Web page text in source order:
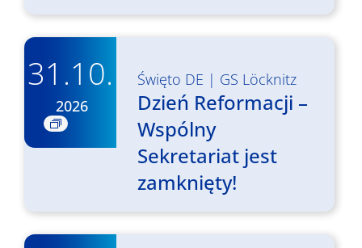
31.10.
2026
Święto DE | GS Löcknitz
Dzień Reformacji –
Wspólny
Sekretariat jest
zamknięty!